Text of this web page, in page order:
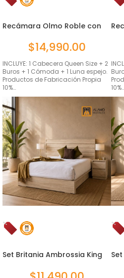
Recámara Olmo Roble con
$14,990.00
INCLUYE: 1 Cabecera Queen Size + 2
Buros + 1 Cómoda + 1 Luna espejo.
Productos de Fabricación Propia
10%…
10%…
Set Britania Ambrossia King